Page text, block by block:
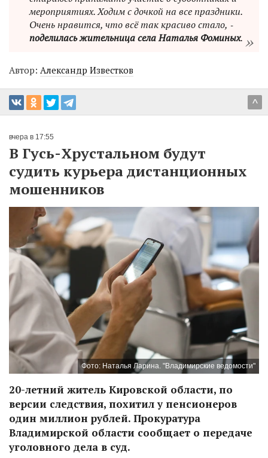
мероприятиях. Ходим с дочкой на все праздники.
Очень нравится, что всё так красиво стало, ‑
поделилась жительница села Наталья Фоминых.
Автор: Александр Известков
^
вчера в 17:55
В Гусь-Хрустальном будут
судить курьера дистанционных
мошенников
Фото: Наталья Ларина. "Владимирские ведомости"
20-летний житель Кировской области, по
версии следствия, похитил у пенсионеров
один миллион рублей. Прокуратура
Владимирской области сообщает о передаче
уголовного дела в суд.